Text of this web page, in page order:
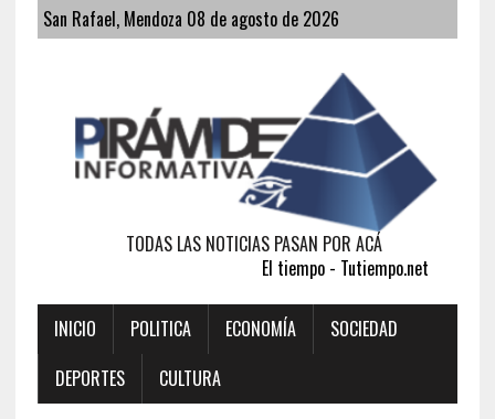
San Rafael, Mendoza 08 de agosto de 2026
TODAS LAS NOTICIAS PASAN POR ACÁ
El tiempo - Tutiempo.net
INICIO POLITICA ECONOMÍA
SOCIEDAD
DEPORTES
CULTURA